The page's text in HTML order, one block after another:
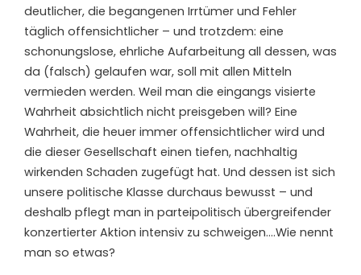
deutlicher, die begangenen Irrtümer und Fehler
täglich offensichtlicher – und trotzdem: eine
schonungslose, ehrliche Aufarbeitung all dessen, was
da (falsch) gelaufen war, soll mit allen Mitteln
vermieden werden. Weil man die eingangs visierte
Wahrheit absichtlich nicht preisgeben will? Eine
Wahrheit, die heuer immer offensichtlicher wird und
die dieser Gesellschaft einen tiefen, nachhaltig
wirkenden Schaden zugefügt hat. Und dessen ist sich
unsere politische Klasse durchaus bewusst – und
deshalb pflegt man in parteipolitisch übergreifender
konzertierter Aktion intensiv zu schweigen….Wie nennt
man so etwas?